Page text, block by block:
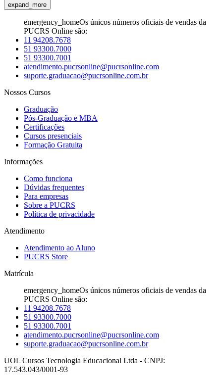
expand_more
emergency_homeOs únicos números oficiais de vendas da
PUCRS Online são:
11 94208.7678
51 93300.7000
51 93300.7001
atendimento.pucrsonline@pucrsonline.com
suporte.graduacao@pucrsonline.com.br
Nossos Cursos
Graduação
Pós-Graduação e MBA
Certificações
Cursos presenciais
Formação Gratuita
Informações
Como funciona
Dúvidas frequentes
Para empresas
Sobre a PUCRS
Política de privacidade
Atendimento
Atendimento ao Aluno
PUCRS Store
Matrícula
emergency_homeOs únicos números oficiais de vendas da
PUCRS Online são:
11 94208.7678
51 93300.7000
51 93300.7001
atendimento.pucrsonline@pucrsonline.com
suporte.graduacao@pucrsonline.com.br
UOL Cursos Tecnologia Educacional Ltda - CNPJ:
17.543.043/0001-93